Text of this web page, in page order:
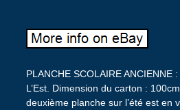
PLANCHE SCOLAIRE ANCIENNE
L’Est. Dimension du carton :
deuxième planche sur l’été est en